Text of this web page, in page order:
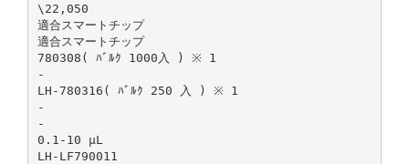
\22,050
適合スマートチップ
適合スマートチップ
780308( ﾊﾞﾙｸ 1000入 ) ※ 1
-
LH-780316( ﾊﾞﾙｸ 250 入 ) ※ 1
-
-
0.1-10 µL
LH-LF790011